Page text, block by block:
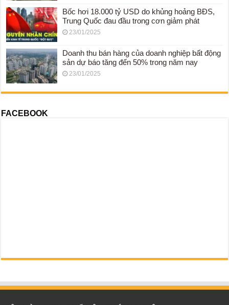
Bốc hơi 18.000 tỷ USD do khủng hoảng BĐS,
Trung Quốc đau đầu trong cơn giảm phát
23/01/2025
Doanh thu bán hàng của doanh nghiệp bất động
sản dự báo tăng đến 50% trong năm nay
23/01/2025
FACEBOOK